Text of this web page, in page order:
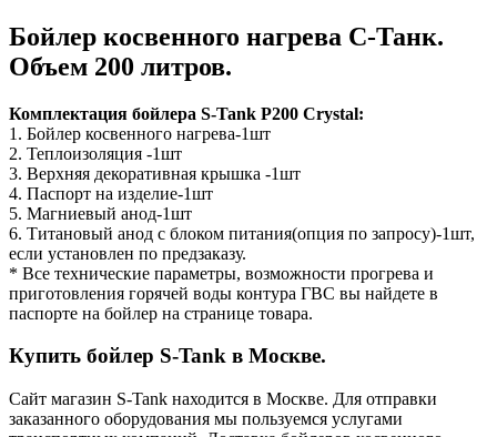
Бойлер косвенного нагрева С-Танк.
Объем 200 литров.
Комплектация бойлера S-Tank P200 Crystal:
1. Бойлер косвенного нагрева-1шт
2. Теплоизоляция -1шт
3. Верхняя декоративная крышка -1шт
4. Паспорт на изделие-1шт
5. Магниевый анод-1шт
6. Титановый анод с блоком питания(опция по запросу)-1шт,
если установлен по предзаказу.
* Все технические параметры, возможности прогрева и
приготовления горячей воды контура ГВС вы найдете в
паспорте на бойлер на странице товара.
Купить бойлер S-Tank в Москве.
Сайт магазин S-Tank находится в Москве. Для отправки
заказанного оборудования мы пользуемся услугами